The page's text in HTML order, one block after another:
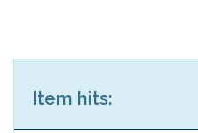
Item hits: